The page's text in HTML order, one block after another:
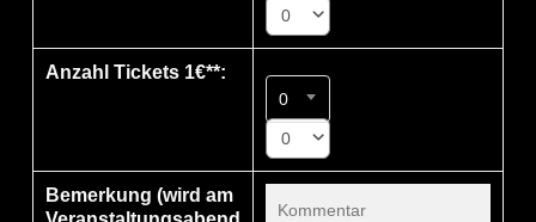
0
Anzahl Tickets 1€**:
0
0
Bemerkung (wird am